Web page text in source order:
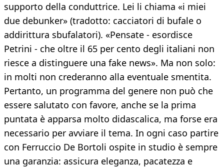
supporto della conduttrice. Lei li chiama «i miei
due debunker» (tradotto: cacciatori di bufale o
addirittura sbufalatori). «Pensate - esordisce
Petrini - che oltre il 65 per cento degli italiani non
riesce a distinguere una fake news». Ma non solo:
in molti non crederanno alla eventuale smentita.
Pertanto, un programma del genere non può che
essere salutato con favore, anche se la prima
puntata è apparsa molto didascalica, ma forse era
necessario per avviare il tema. In ogni caso partire
con Ferruccio De Bortoli ospite in studio è sempre
una garanzia: assicura eleganza, pacatezza e